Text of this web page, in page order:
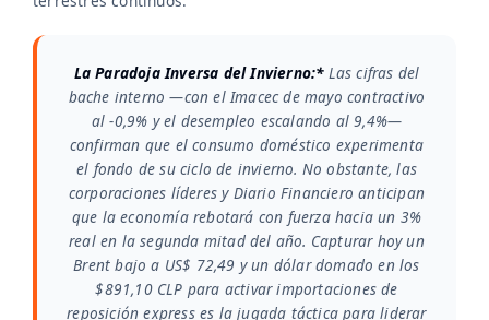
La Paradoja Inversa del Invierno:*Las cifras del
bache interno —con el Imacec de mayo contractivo
al -0,9% y el desempleo escalando al 9,4%—
confirman que el consumo doméstico experimenta
el fondo de su ciclo de invierno. No obstante, las
corporaciones líderes y Diario Financiero anticipan
que la economía rebotará con fuerza hacia un 3%
real en la segunda mitad del año. Capturar hoy un
Brent bajo a US$ 72,49 y un dólar domado en los
$891,10 CLP para activar importaciones de
reposición express es la jugada táctica para liderar